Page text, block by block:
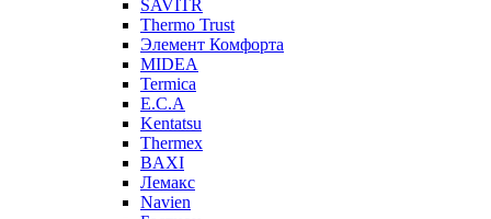
SAVITR
Thermo Trust
Элемент Комфорта
MIDEA
Termica
E.C.A
Kentatsu
Thermex
BAXI
Лемакс
Navien